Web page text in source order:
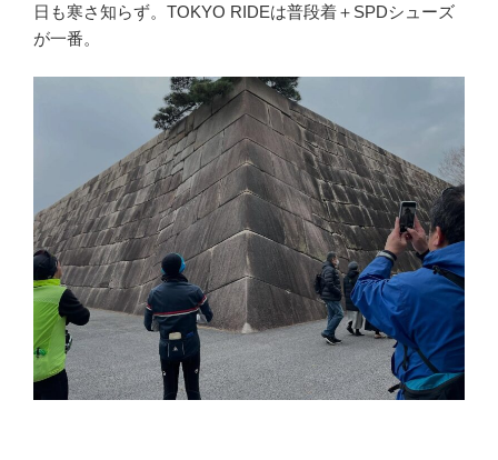
日も寒さ知らず。TOKYO RIDEは普段着＋SPDシューズ
が一番。